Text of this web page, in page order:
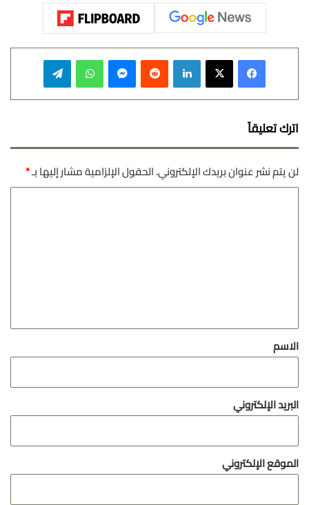
فيسبوك ‫X لينكدإن واتساب
اترك تعليقاً
لن يتم نشر عنوان بريدك الإلكتروني.الحقول الإلزامية مشار إليها بـ*
*
الاسم
البريد الإلكتروني
الموقع الإلكتروني